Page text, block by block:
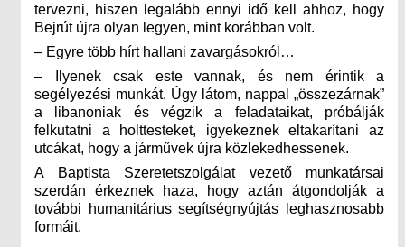
tervezni, hiszen legalább ennyi idő kell ahhoz, hogy
Bejrút újra olyan legyen, mint korábban volt.
– Egyre több hírt hallani zavargásokról…
– Ilyenek csak este vannak, és nem érintik a
segélyezési munkát. Úgy látom, nappal „összezárnak”
a libanoniak és végzik a feladataikat, próbálják
felkutatni a holttesteket, igyekeznek eltakarítani az
utcákat, hogy a járművek újra közlekedhessenek.
A Baptista Szeretetszolgálat vezető munkatársai
szerdán érkeznek haza, hogy aztán átgondolják a
további humanitárius segítségnyújtás leghasznosabb
formáit.